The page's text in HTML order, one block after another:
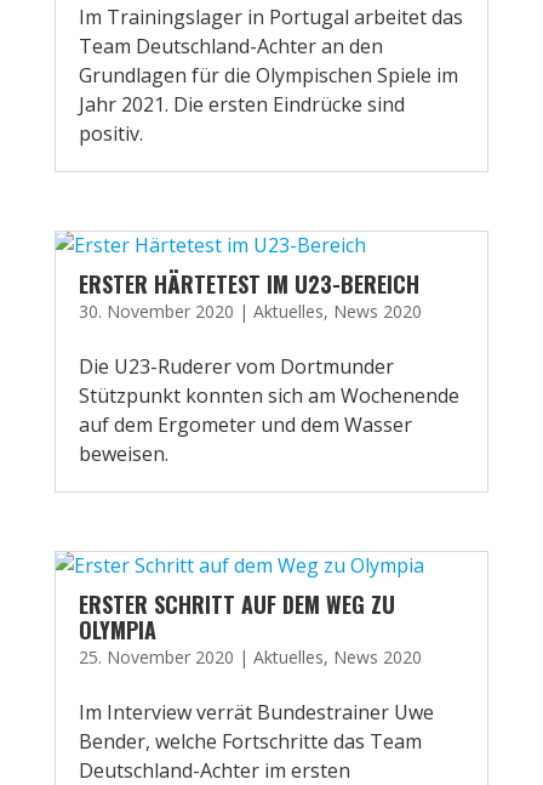
Im Trainingslager in Portugal arbeitet das
Team Deutschland-Achter an den
Grundlagen für die Olympischen Spiele im
Jahr 2021. Die ersten Eindrücke sind
positiv.
ERSTER HÄRTETEST IM U23-BEREICH
30. November 2020 | Aktuelles, News 2020
Die U23-Ruderer vom Dortmunder
Stützpunkt konnten sich am Wochenende
auf dem Ergometer und dem Wasser
beweisen.
ERSTER SCHRITT AUF DEM WEG ZU
OLYMPIA
25. November 2020 | Aktuelles, News 2020
Im Interview verrät Bundestrainer Uwe
Bender, welche Fortschritte das Team
Deutschland-Achter im ersten